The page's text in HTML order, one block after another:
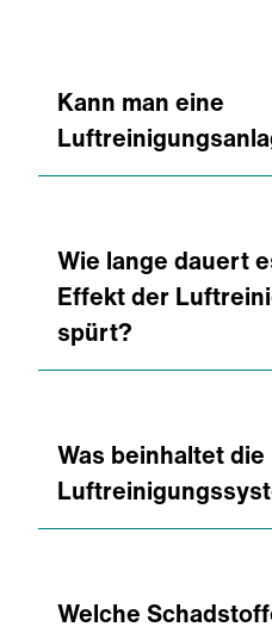
Kann man eine
aufgebaut und
Eure Halle
Produktion stoppen
Wie lange dauert
Effekt der
spürt?
den Unterschied.
schwarz auf weiß
liefert die
Was beinhaltet
Wartung,
Welche